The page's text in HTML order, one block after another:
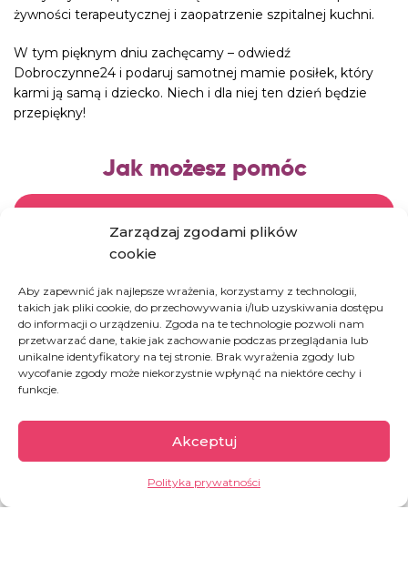
Zarządzaj zgodami plików
cookie
Aby zapewnić jak najlepsze wrażenia, korzystamy z technologii,
takich jak pliki cookie, do przechowywania i/lub uzyskiwania dostępu
do informacji o urządzeniu. Zgoda na te technologie pozwoli nam
przetwarzać dane, takie jak zachowanie podczas przeglądania lub
unikalne identyfikatory na tej stronie. Brak wyrażenia zgody lub
wycofanie zgody może niekorzystnie wpłynąć na niektóre cechy i
funkcje.
Akceptuj
Polityka prywatności
żywności terapeutycznej i zaopatrzenie szpitalnej kuchni.
W tym pięknym dniu zachęcamy – odwiedź
Dobroczynne24 i podaruj samotnej mamie posiłek, który
karmi ją samą i dziecko. Niech i dla niej ten dzień będzie
przepiękny!
Jak możesz pomóc
Kup mleko terapeutyczne w Dobroczynne24
UFUNDUJ
PRZYBIJ NAM 5!
PRZYBIJ NAM 5!